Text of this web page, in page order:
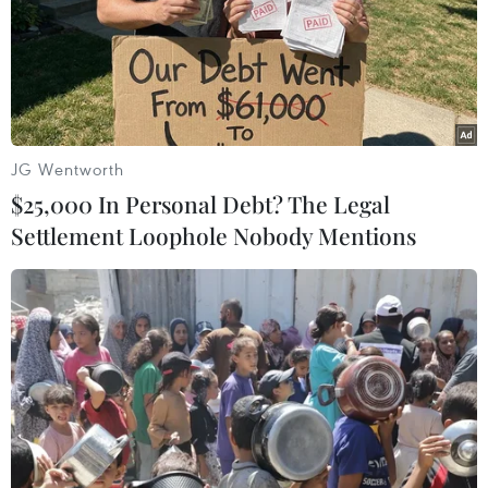
TIN LIÊN QUAN
Tờ báo được cất giữ 112 năm hé lộ nỗi đau
JG Wentworth
$25,000 In Personal Debt? The Legal
Settlement Loophole Nobody Mentions